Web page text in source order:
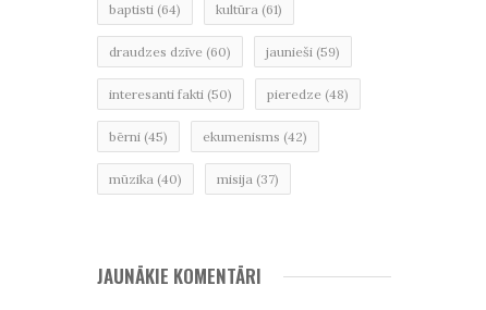
baptisti (64) kultūra (61)
draudzes dzīve (60) jaunieši (59)
interesanti fakti (50) pieredze (48)
bērni (45) ekumenisms (42)
mūzika (40) misija (37)
JAUNĀKIE KOMENTĀRI